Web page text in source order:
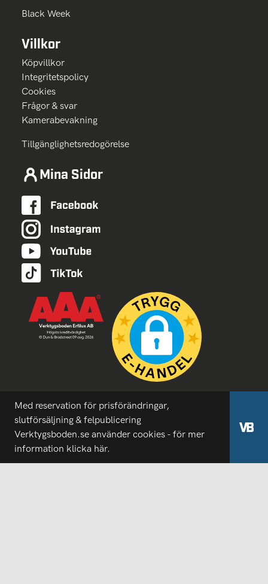
Black Week
Villkor
Köpvillkor
Integritetspolicy
Cookies
Frågor & svar
Kamerabevakning
Tillgänglighetsredogörelse
Mina Sidor
Med reservation för prisförändringar,
slutförsäljning & felpublicering
Verktygsboden.se använder cookies - för mer
information klicka här.